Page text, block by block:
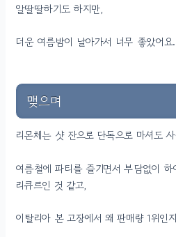
알딸딸하기도 하지만,
더운 여름밤이 날아가서 너무 좋았어요.
맺으며
리몬체는 샷 잔으로 단독으로 마셔도
여름철에 파티를 즐기면서 부담없이
리큐르인 것 같고,
이탈리아 본 고장에서 왜 판매량 1위인